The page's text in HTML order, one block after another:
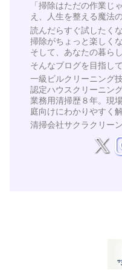
「掃除はただの作業じ
え、人生を整える魔法
読んだらすぐ試したくな
掃除がちょっと楽しくな
そして、あなたの暮ら
そんなブログを目指し
一級ビルクリーニング
認定ハウスクリーニン
業務用清掃歴８年。現
庭向けにわかりやすく解
清掃会社サクラクリー